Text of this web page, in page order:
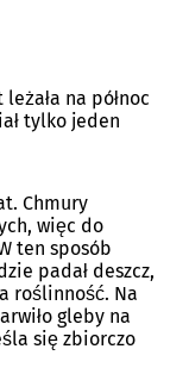
na północ
tylko jeden
Chmury
więc do
ten sposób
padał deszcz,
roślinność. Na
gleby na
się zbiorczo